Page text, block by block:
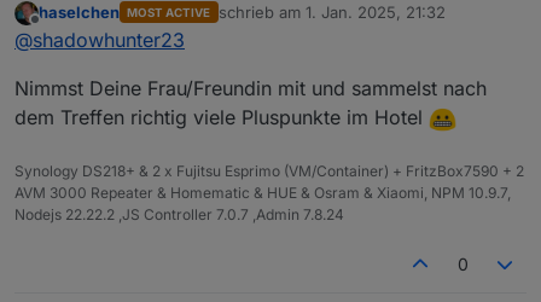
Wenn bei Euch auch Interesse besteht, einfach
Bescheid sagen. Ich kann mit Sicherheit noch Plätze
@ Shadowhunter23
An alle Anderen... ich hoffe, dass passt alles so.
Es kann natürlich immer was dazwischen kommen,
dass ihr rechtzeitig Bescheid sagt.
Ich möchte auch beim ersten Treffen keine
Präsentation oder Vorträge machen oder sehen, ich
Celle
Sicherheit noch Plätze nachbuchen.
@ Shadowhunter23
Da muss ich leider absagen, 6 Stunden Auto
fahren ist dann doch zu weit ;)
Offline
haselchen MOST ACTIVE schrieb am 1. Jan. 2025, 21:32
zuletzt editiert von
@shadowhunter23
Nimmst Deine Frau/Freundin mit und sammelst nach
dem Treffen richtig viele Pluspunkte im Hotel
Synology DS218+ & 2 x Fujitsu Esprimo (VM/Container) + FritzBox7590 + 2
AVM 3000 Repeater & Homematic & HUE & Osram & Xiaomi, NPM 10.9.7,
Nodejs 22.22.2 ,JS Controller 7.0.7 ,Admin 7.8.24
0